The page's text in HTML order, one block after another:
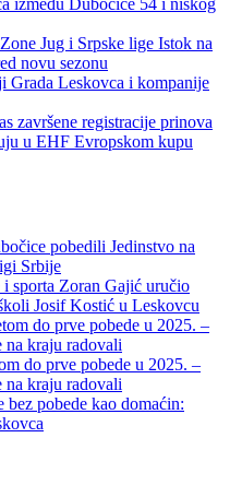
između Dubočice 54 i niškog
Jug i Srpske lige Istok na
novu sezonu
Grada Leskovca i kompanije
završene registracije prinova
u EHF Evropskom kupu
pobedili Jedinstvo na
Srbije
sporta Zoran Gajić uručio
Josif Kostić u Leskovcu
do prve pobede u 2025. –
na kraju radovali
do prve pobede u 2025. –
na kraju radovali
bez pobede kao domaćin: